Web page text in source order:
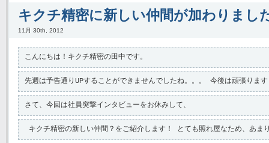
キクチ精密に新しい仲間が加わりまし
11月 30th, 2012
こんにちは！キクチ精密の田中です。
先週は予告通りUPすることができませんでしたね。。。 今後は頑張りま
さて、今回は社員突撃インタビューをお休みして、
キクチ精密の新しい仲間？をご紹介します！ とても照れ屋なため、あま